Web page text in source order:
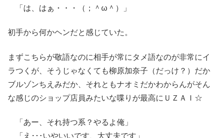
「は、はぁ・・・（；＾ω＾）」
初手から何かヘンだと感じていた。
まずこちらが敬語なのに相手が常にタメ語なのが非常にイ
ラつくが、そうじゃなくても柳原加奈子（だっけ？）だか
ブルゾンちえみだか、それともナオミだかわからんがそん
な感じのショップ店員みたいな喋りが最高にＵＺＡＩ☆
「あー、それ持つ系？やるよ俺」
「え･･･いやいいです、大丈夫です」